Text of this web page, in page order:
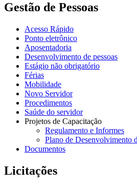
Gestão de Pessoas
Acesso Rápido
Ponto eletrônico
Aposentadoria
Desenvolvimento de pessoas
Estágio não obrigatório
Férias
Mobilidade
Novo Servidor
Procedimentos
Saúde do servidor
Projetos de Capacitação
Regulamento e Informes
Plano de Desenvolvimento
Documentos
Licitações